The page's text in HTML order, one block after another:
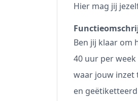
Hier mag jij
Ben jij klaar om
40 uur per
waar jouw inzet
en